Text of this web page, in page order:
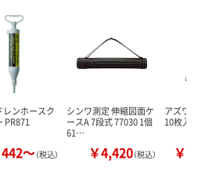
レンホースク
PR871
～（税込）
シンワ測定 伸縮図面ケ
ースA 7段式 77030 1個
61…
￥4,420（税込）
アズワ
10枚入 1
￥